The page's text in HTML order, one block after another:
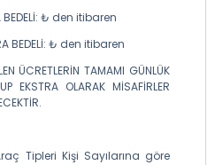
BEDELİ: ₺ den itibaren
BEDELİ: ₺ den itibaren
ÜCRETLERİN TAMAMI GÜNLÜK
EKSTRA OLARAK MİSAFİRLER
Tipleri Kişi Sayılarına göre